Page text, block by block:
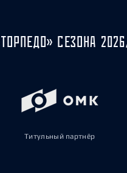
СЕЗОНА
Титульный партнёр